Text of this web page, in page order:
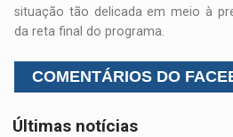
situação tão delicada em meio à
da reta final do programa.
COMENTÁRIOS DO
Últimas notícias